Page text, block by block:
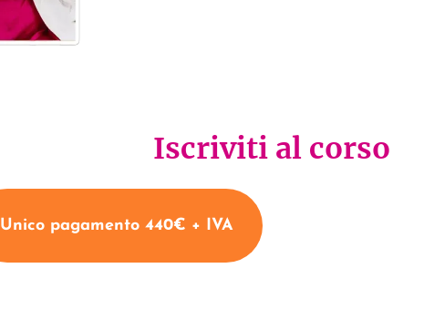
Iscriviti al corso
Unico pagamento 440€ + IVA